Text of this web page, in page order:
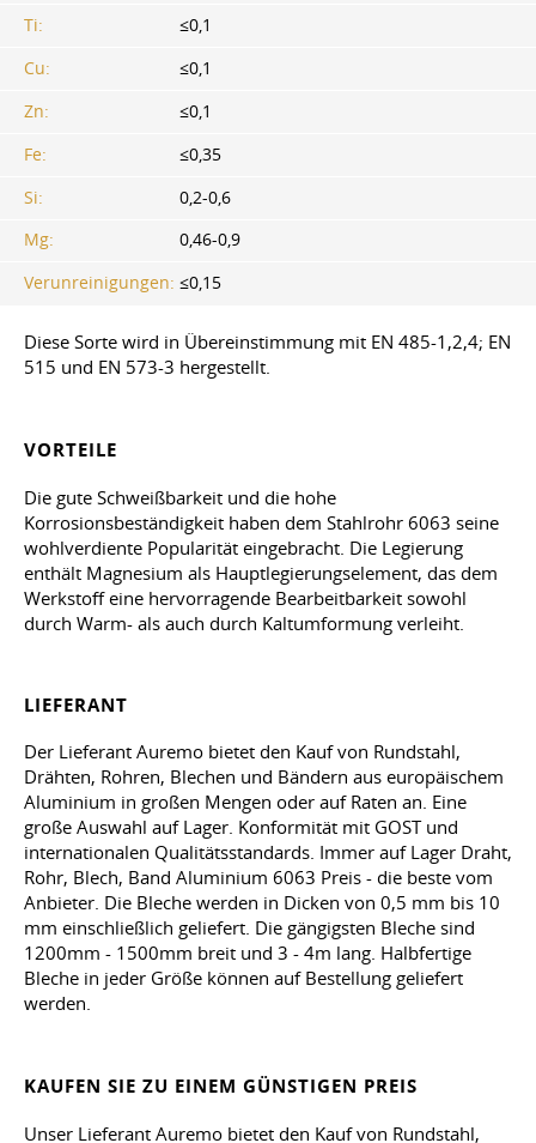
Ti:
≤0,1
Cu:
≤0,1
Zn:
≤0,1
Fe:
≤0,35
Si:
0,2-0,6
Mg:
0,46-0,9
Verunreinigungen: ≤0,15
Diese Sorte wird in Übereinstimmung mit EN 485-1,2,4; EN
515 und EN 573-3 hergestellt.
VORTEILE
Die gute Schweißbarkeit und die hohe
Korrosionsbeständigkeit haben dem Stahlrohr 6063 seine
wohlverdiente Popularität eingebracht. Die Legierung
enthält Magnesium als Hauptlegierungselement, das dem
Werkstoff eine hervorragende Bearbeitbarkeit sowohl
durch Warm- als auch durch Kaltumformung verleiht.
LIEFERANT
Der Lieferant Auremo bietet den Kauf von Rundstahl,
Drähten, Rohren, Blechen und Bändern aus europäischem
Aluminium in großen Mengen oder auf Raten an. Eine
große Auswahl auf Lager. Konformität mit GOST und
internationalen Qualitätsstandards. Immer auf Lager Draht,
Rohr, Blech, Band Aluminium 6063 Preis - die beste vom
Anbieter. Die Bleche werden in Dicken von 0,5 mm bis 10
mm einschließlich geliefert. Die gängigsten Bleche sind
1200mm - 1500mm breit und 3 - 4m lang. Halbfertige
Bleche in jeder Größe können auf Bestellung geliefert
werden.
KAUFEN SIE ZU EINEM GÜNSTIGEN PREIS
Unser Lieferant Auremo bietet den Kauf von Rundstahl,